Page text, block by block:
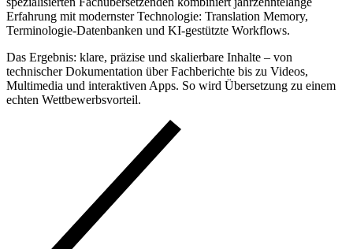
Erfahrung mit modernster Technologie: Translation Memory,
Terminologie-Datenbanken und KI-gestützte Workflows.
Das Ergebnis: klare, präzise und skalierbare Inhalte – von
technischer Dokumentation über Fachberichte bis zu Videos,
Multimedia und interaktiven Apps. So wird Übersetzung zu einem
echten Wettbewerbsvorteil.